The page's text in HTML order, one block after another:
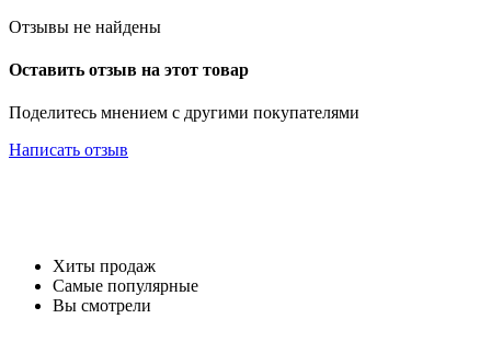
Отзывы не найдены
Оставить отзыв на этот товар
Поделитесь мнением с другими покупателями
Написать отзыв
Хиты продаж
Самые популярные
Вы смотрели